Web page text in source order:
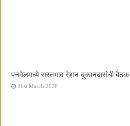
पनवेलमध्ये रास्तभाव रेशन दुकानदारांची बैठक
21st March 2026